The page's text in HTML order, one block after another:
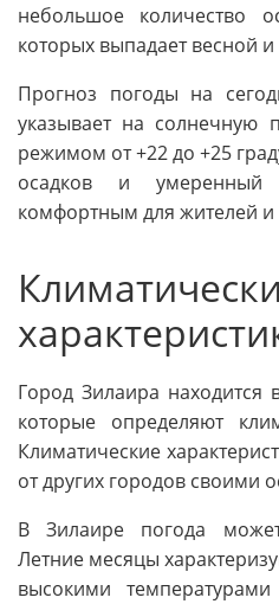
небольшое количество
которых выпадает весной
Прогноз погоды на
указывает на солнечную
режимом от +22 до +25
осадков и умеренный
комфортным для жителей и
Город Зилаира находится
которые определяют
Климатические
от других городов своими
В Зилаире погода
Летние месяцы
высокими